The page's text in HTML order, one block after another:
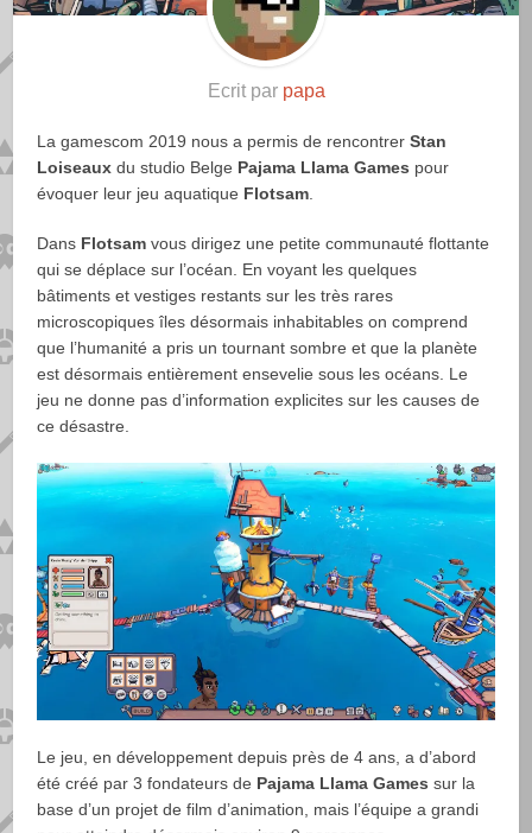
Ecrit par papa
La gamescom 2019 nous a permis de rencontrerStan
Loiseaux du studio Belge Pajama Llama Games pour
évoquer leur jeu aquatique Flotsam.
Dans Flotsam vous dirigez une petite communauté flottante
qui se déplace sur l’océan. En voyant les quelques
bâtiments et vestiges restants sur les très rares
microscopiques îles désormais inhabitables on comprend
que l’humanité a pris un tournant sombre et que la planète
est désormais entièrement ensevelie sous les océans. Le
jeu ne donne pas d’information explicites sur les causes de
ce désastre.
Le jeu, en développement depuis près de 4 ans, a d’abord
été créé par 3 fondateurs de Pajama Llama Games sur la
base d’un projet de film d’animation, mais l’équipe a grandi